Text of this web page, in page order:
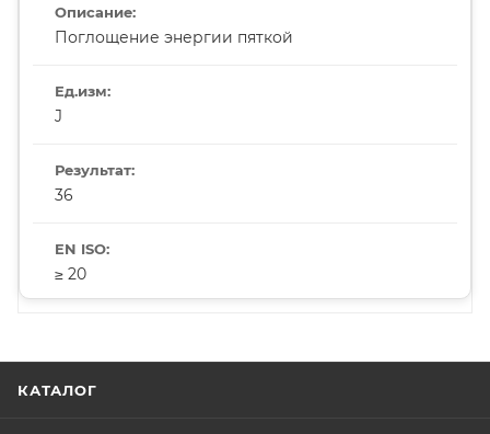
Поглощение энергии пяткой
J
36
≥ 20
КАТАЛОГ